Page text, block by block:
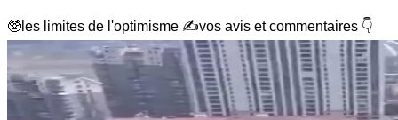
🥸les limites de l'optimisme ✍️vos avis et commentaires 👇